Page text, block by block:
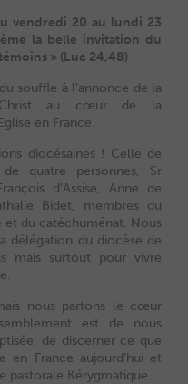
vendredi 20 au lundi 23
la belle invitation du
» (Luc 24,48)
souffle à l’annonce de la
Christ au cœur de la
en France.
diocésaines ! Celle de
quatre personnes, Sr
d’Assise, Anne de
Bidet, membres du
et du catéchuménat. Nous
délégation du diocèse de
mais surtout pour vivre
nous partons le cœur
est de nous
de discerner ce que
en France aujourd’hui et
pastorale Kérygmatique.